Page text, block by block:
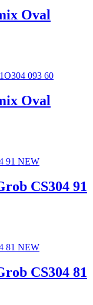
Oval
Oval
CS304 91
CS304 81